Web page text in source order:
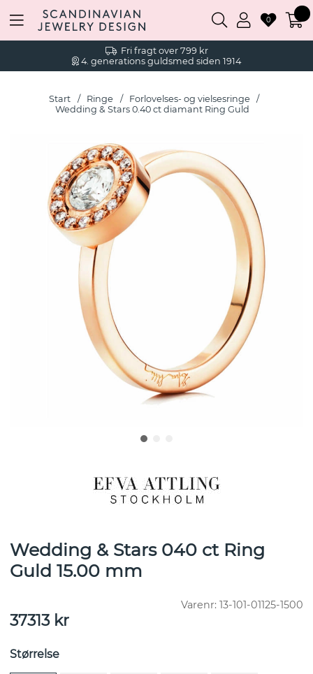
Fri fragt over 799 kr
4. generations guldsmed siden 1914
0
Start Ringe
Forlovelses- og vielsesringe
Wedding & Stars 0.40 ct diamant Ring Guld
Wedding & Stars 040 ct Ring
Guld 15.00 mm
Varenr: 13-101-01125-1500
37313kr
Størrelse